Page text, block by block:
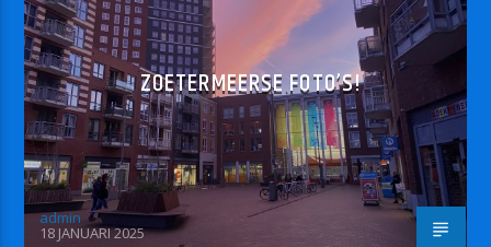
ZOETERMEERSE FOTO’S!
admin
18 JANUARI 2025